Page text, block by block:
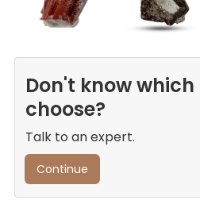
Don't know
choose?
Talk to an expert.
Continue